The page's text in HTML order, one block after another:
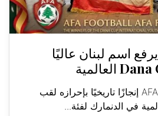
AFA Lebanon يرفع اسم لبنان عاليًا
حقق فريق AFA Lebanon إنجازًا تاريخيًا بإحرازه لقب